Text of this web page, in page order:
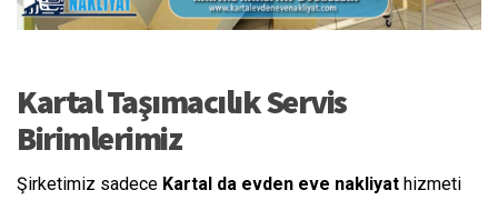
Kartal Taşımacılık Servis
Birimlerimiz
Şirketimiz sadece Kartal da evden eve nakliyat hizmeti